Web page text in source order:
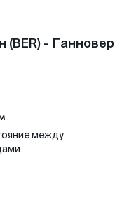
- Ганновер
между